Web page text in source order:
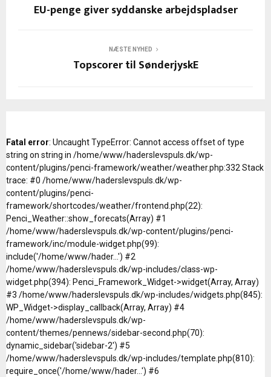
EU-penge giver syddanske arbejdspladser
NÆSTE NYHED
Topscorer til SønderjyskE
Fatal error: Uncaught TypeError: Cannot access offset of type
string on string in /home/www/haderslevspuls.dk/wp-
content/plugins/penci-framework/weather/weather.php:332 Stack
trace: #0 /home/www/haderslevspuls.dk/wp-
content/plugins/penci-
framework/shortcodes/weather/frontend.php(22):
Penci_Weather::show_forecats(Array) #1
/home/www/haderslevspuls.dk/wp-content/plugins/penci-
framework/inc/module-widget.php(99):
include('/home/www/hader...') #2
/home/www/haderslevspuls.dk/wp-includes/class-wp-
widget.php(394): Penci_Framework_Widget->widget(Array, Array)
#3 /home/www/haderslevspuls.dk/wp-includes/widgets.php(845):
WP_Widget->display_callback(Array, Array) #4
/home/www/haderslevspuls.dk/wp-
content/themes/pennews/sidebar-second.php(70):
dynamic_sidebar('sidebar-2') #5
/home/www/haderslevspuls.dk/wp-includes/template.php(810):
require_once('/home/www/hader...') #6